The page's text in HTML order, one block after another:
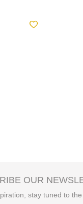
OUR
stay tuned to